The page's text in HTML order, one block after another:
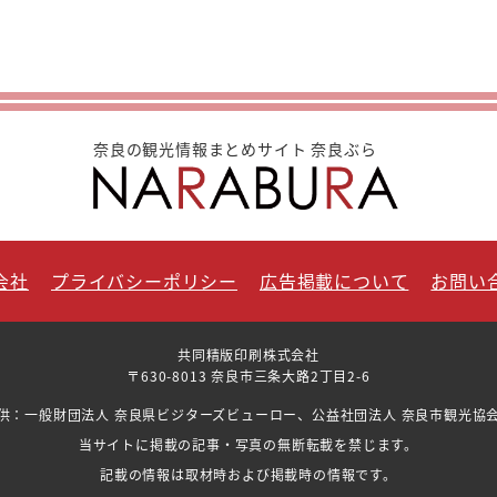
奈良の観光情報まとめサイト 奈良ぶら
社 プライバシーポリシー 広告掲載について お問い
共同精版印刷株式会社
〒630-8013 奈良市三条大路2丁目2-6
：一般財団法人 奈良県ビジターズビューロー、公益社団法人 奈良市観光
当サイトに掲載の記事・写真の無断転載を禁じます。
記載の情報は取材時および掲載時の情報です。